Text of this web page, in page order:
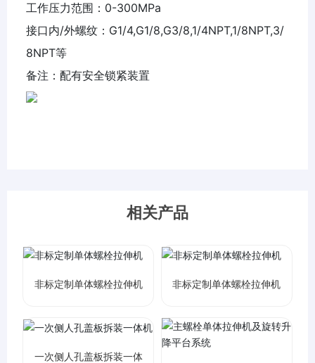
工作压力范围：0-300MPa
接口内/外螺纹：G1/4,G1/8,G3/8,1/4NPT,1/8NPT,3/
8NPT等
备注：配有安全锁紧装置
相关产品
非标定制单体螺栓拉伸机 非标定制单体螺栓拉伸机
一次侧人孔盖板拆装一体